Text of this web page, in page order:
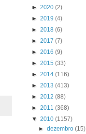
► 2020 (2)
► 2019 (4)
► 2018 (6)
► 2017 (7)
► 2016 (9)
► 2015 (33)
► 2014 (116)
► 2013 (413)
► 2012 (88)
► 2011 (368)
▼ 2010 (1157)
►dezembro(15)